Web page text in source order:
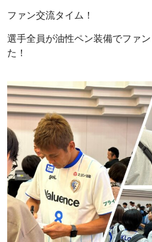
ファン交流タイム！
選手全員が油性ペン装備でファ
た！